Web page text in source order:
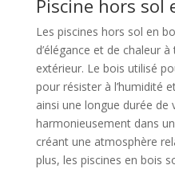
Piscine hors sol
Les piscines hors sol en
d’élégance et de chaleur
extérieur. Le bois utilisé
pour résister à l’humidité
ainsi une longue durée de
harmonieusement dans
créant une atmosphère
plus, les piscines en bois